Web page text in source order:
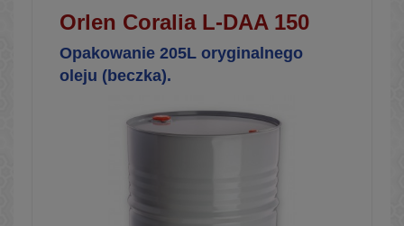
Orlen Coralia L-DAA 150
Opakowanie 205L oryginalnego
oleju (beczka).